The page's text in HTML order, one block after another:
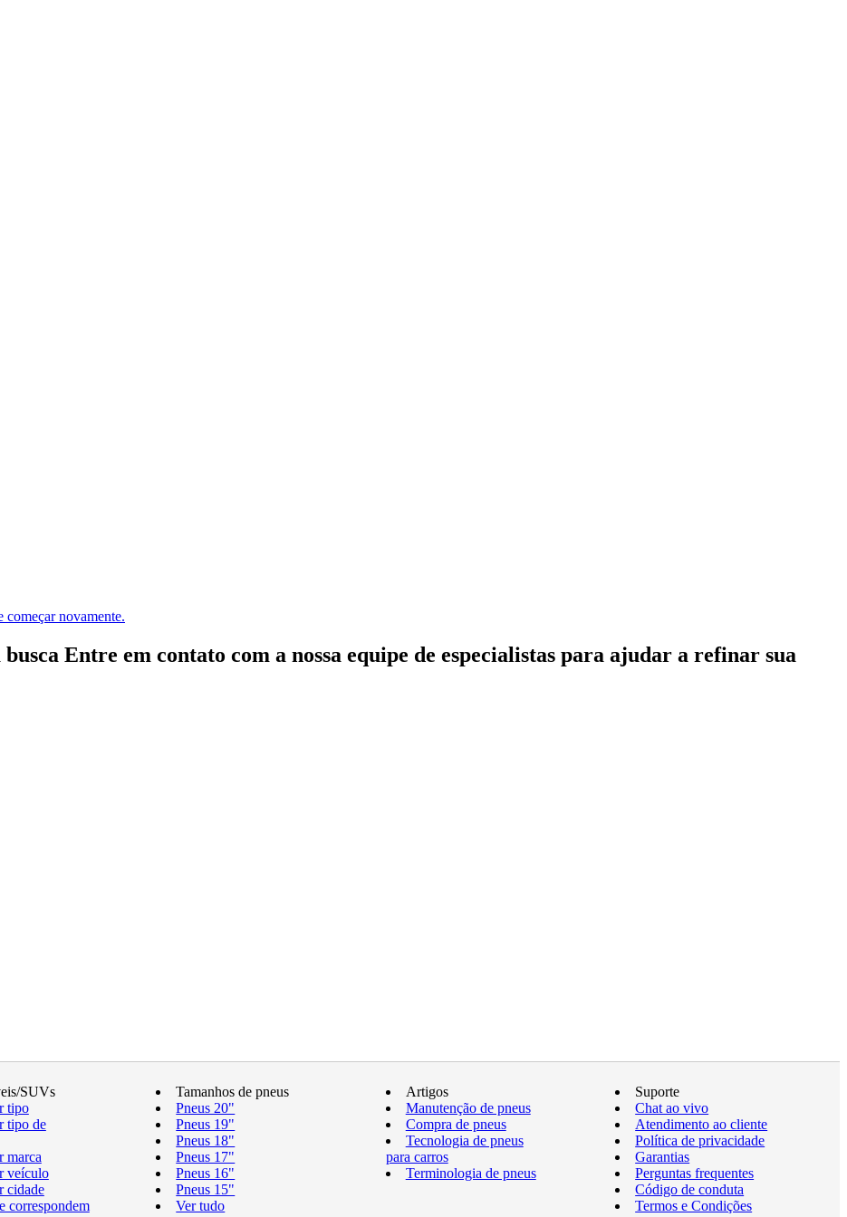
novamente.
Entre em contato com a nossa equipe de especialistas para ajudar a refinar sua
SUVs
tipo
tipo de
marca
veículo
cidade
correspondem
Tamanhos de pneus
Pneus 20"
Pneus 19"
Pneus 18"
Pneus 17"
Pneus 16"
Pneus 15"
Ver tudo
Artigos
Manutenção de pneus
Compra de pneus
Tecnologia de pneus
para carros
Terminologia de pneus
Suporte
Chat ao vivo
Atendimento ao cliente
Política de privacidade
Garantias
Perguntas frequentes
Código de conduta
Termos e Condições